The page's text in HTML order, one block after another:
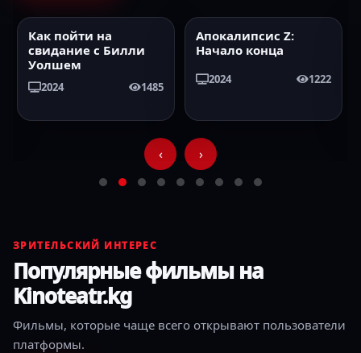
2024 HD
Как пойти на
свидание с Билли
Уолшем
2024 1485
2024 HD
Апокалипсис Z:
Начало конца
2024 1222
‹ ›
ЗРИТЕЛЬСКИЙ ИНТЕРЕС
Популярные фильмы на
Kinoteatr.kg
Фильмы, которые чаще всего открывают пользователи
платформы.